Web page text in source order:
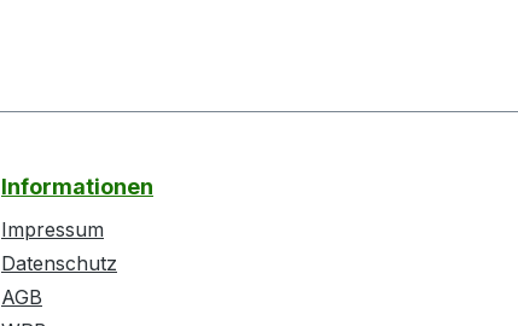
Informationen
Impressum
Datenschutz
AGB